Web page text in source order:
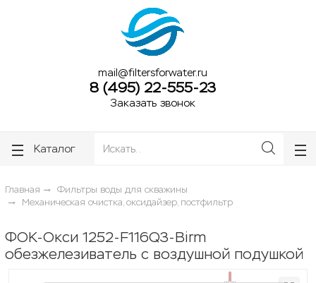
mail@filtersforwater.ru
8 (495) 22-555-23
Заказать звонок
Каталог
Главная
Фильтры воды для скважины
Механическая очистка, оксидайзер, постфильтр
ФОК-Окси 1252-F116Q3-Birm
обезжелезиватель с воздушной подушкой